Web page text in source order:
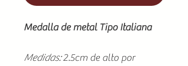
Medalla de metal Tipo Italiana
Medidas:2.5cm de alto por